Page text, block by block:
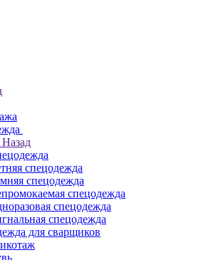
Назад
спецодежда
спецодежда
спецодежда
спецодежда
спецодежда
для сварщиков